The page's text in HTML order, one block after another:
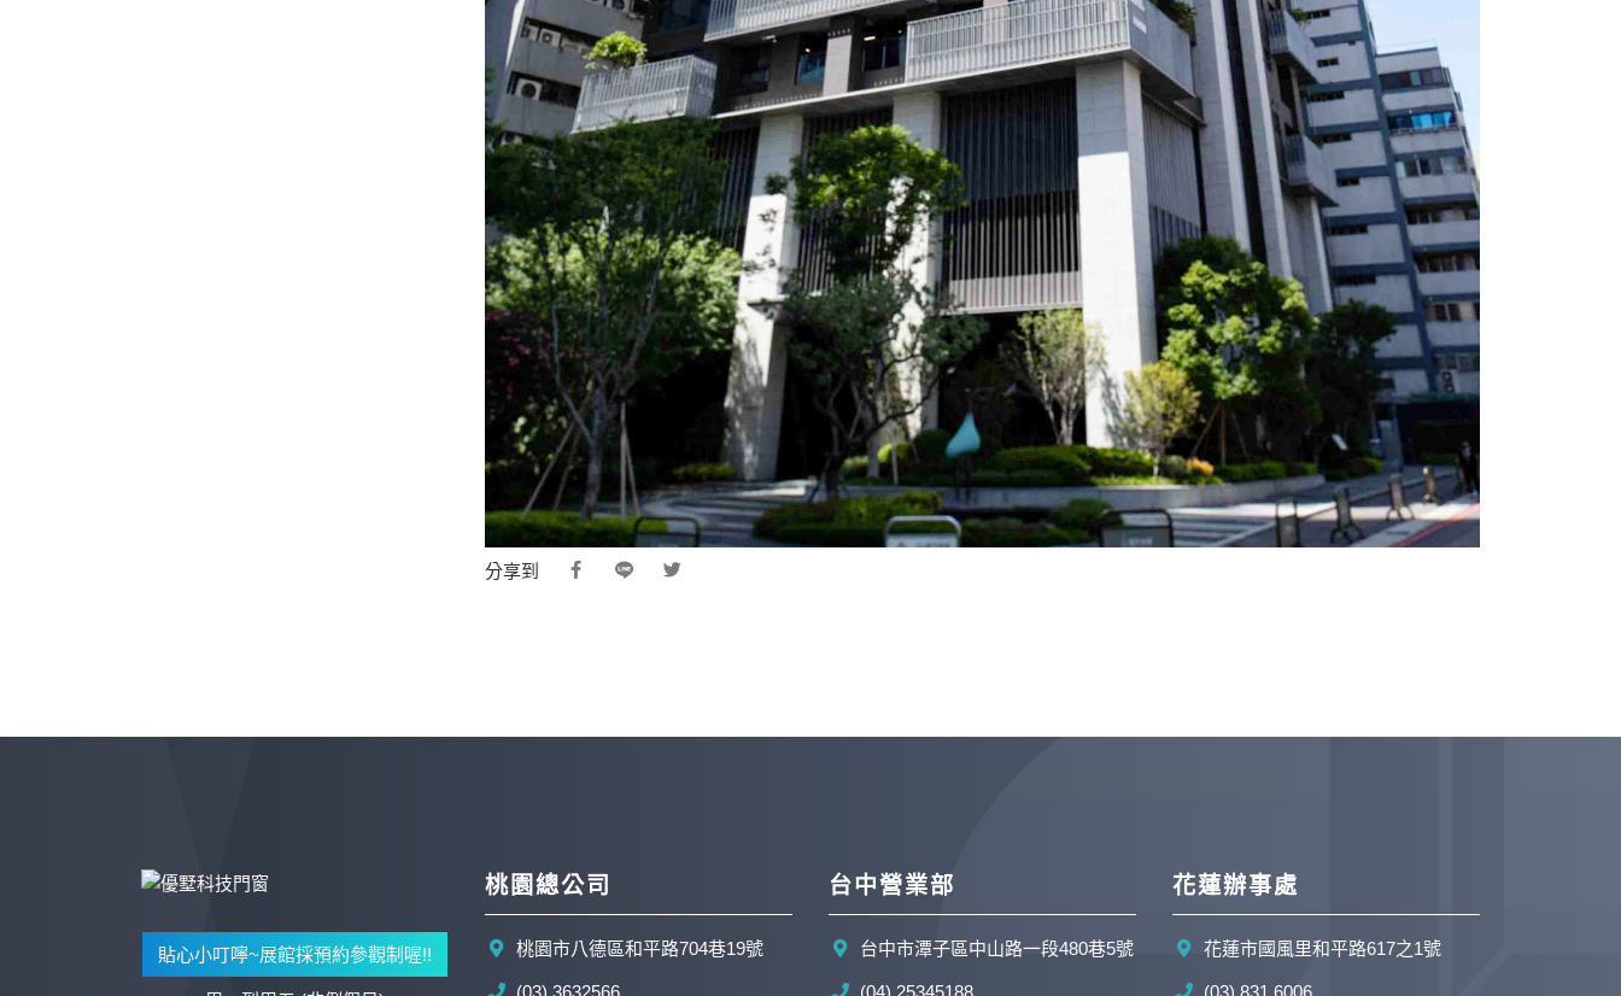
分享到
貼心小叮嚀~展館採預約參觀制喔!!
桃園總公司
桃園市八德區和平路704巷19號
(03) 3632566
台中營業部
台中市潭子區中山路一段480巷5號
(04) 25345188
花蓮辦事處
花蓮市國風里和平路617之1號
(03) 831 6006